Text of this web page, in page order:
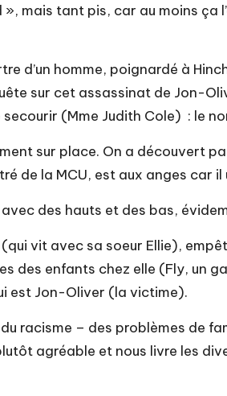
mais tant pis, car au moins ça
d’un homme, poignardé à
sur cet assassinat de Jon-
(Mme Judith Cole) : le
sur place. On a découvert
de la MCU, est aux anges car il
des hauts et des bas,
vit avec sa soeur Ellie),
des enfants chez elle (Fly, un
est Jon-Oliver (la victime).
racisme – des problèmes de
agréable et nous livre les